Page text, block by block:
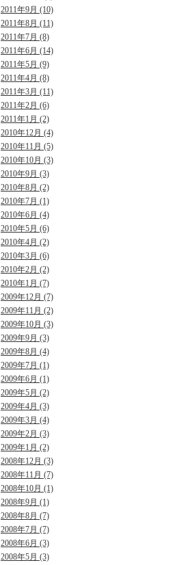
2011年9月 (10)
2011年8月 (11)
2011年7月 (8)
2011年6月 (14)
2011年5月 (9)
2011年4月 (8)
2011年3月 (11)
2011年2月 (6)
2011年1月 (2)
2010年12月 (4)
2010年11月 (5)
2010年10月 (3)
2010年9月 (3)
2010年8月 (2)
2010年7月 (1)
2010年6月 (4)
2010年5月 (6)
2010年4月 (2)
2010年3月 (6)
2010年2月 (2)
2010年1月 (7)
2009年12月 (7)
2009年11月 (2)
2009年10月 (3)
2009年9月 (3)
2009年8月 (4)
2009年7月 (1)
2009年6月 (1)
2009年5月 (2)
2009年4月 (3)
2009年3月 (4)
2009年2月 (3)
2009年1月 (2)
2008年12月 (3)
2008年11月 (7)
2008年10月 (1)
2008年9月 (1)
2008年8月 (7)
2008年7月 (7)
2008年6月 (3)
2008年5月 (3)